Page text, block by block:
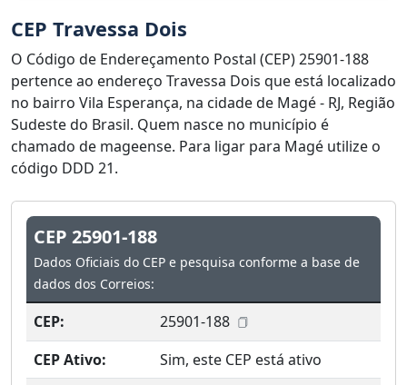
CEP Travessa Dois
O Código de Endereçamento Postal (CEP) 25901-188
pertence ao endereço Travessa Dois que está localizado
no bairro Vila Esperança, na cidade de Magé - RJ, Região
Sudeste do Brasil. Quem nasce no município é
chamado de mageense. Para ligar para Magé utilize o
código DDD 21.
CEP 25901-188
Dados Oficiais do CEP e pesquisa conforme a base de
dados dos Correios:
CEP:
25901-188
CEP Ativo:
Sim, este CEP está ativo